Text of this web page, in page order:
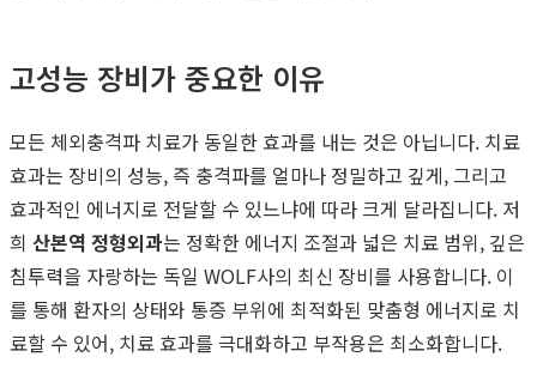
고성능 장비가 중요한 이유
모든 체외충격파 치료가 동일한 효과를 내는 것은 아닙니다. 치료
효과는 장비의 성능, 즉 충격파를 얼마나 정밀하고 깊게, 그리고
효과적인 에너지로 전달할 수 있느냐에 따라 크게 달라집니다. 저
희 산본역 정형외과는 정확한 에너지 조절과 넓은 치료 범위, 깊은
침투력을 자랑하는 독일 WOLF사의 최신 장비를 사용합니다. 이
를 통해 환자의 상태와 통증 부위에 최적화된 맞춤형 에너지로 치
료할 수 있어, 치료 효과를 극대화하고 부작용은 최소화합니다.